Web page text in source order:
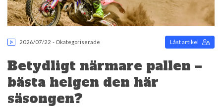
2026/07/22 - Okategoriserade Låst artikel
Betydligt närmare pallen –
bästa helgen den här
säsongen?